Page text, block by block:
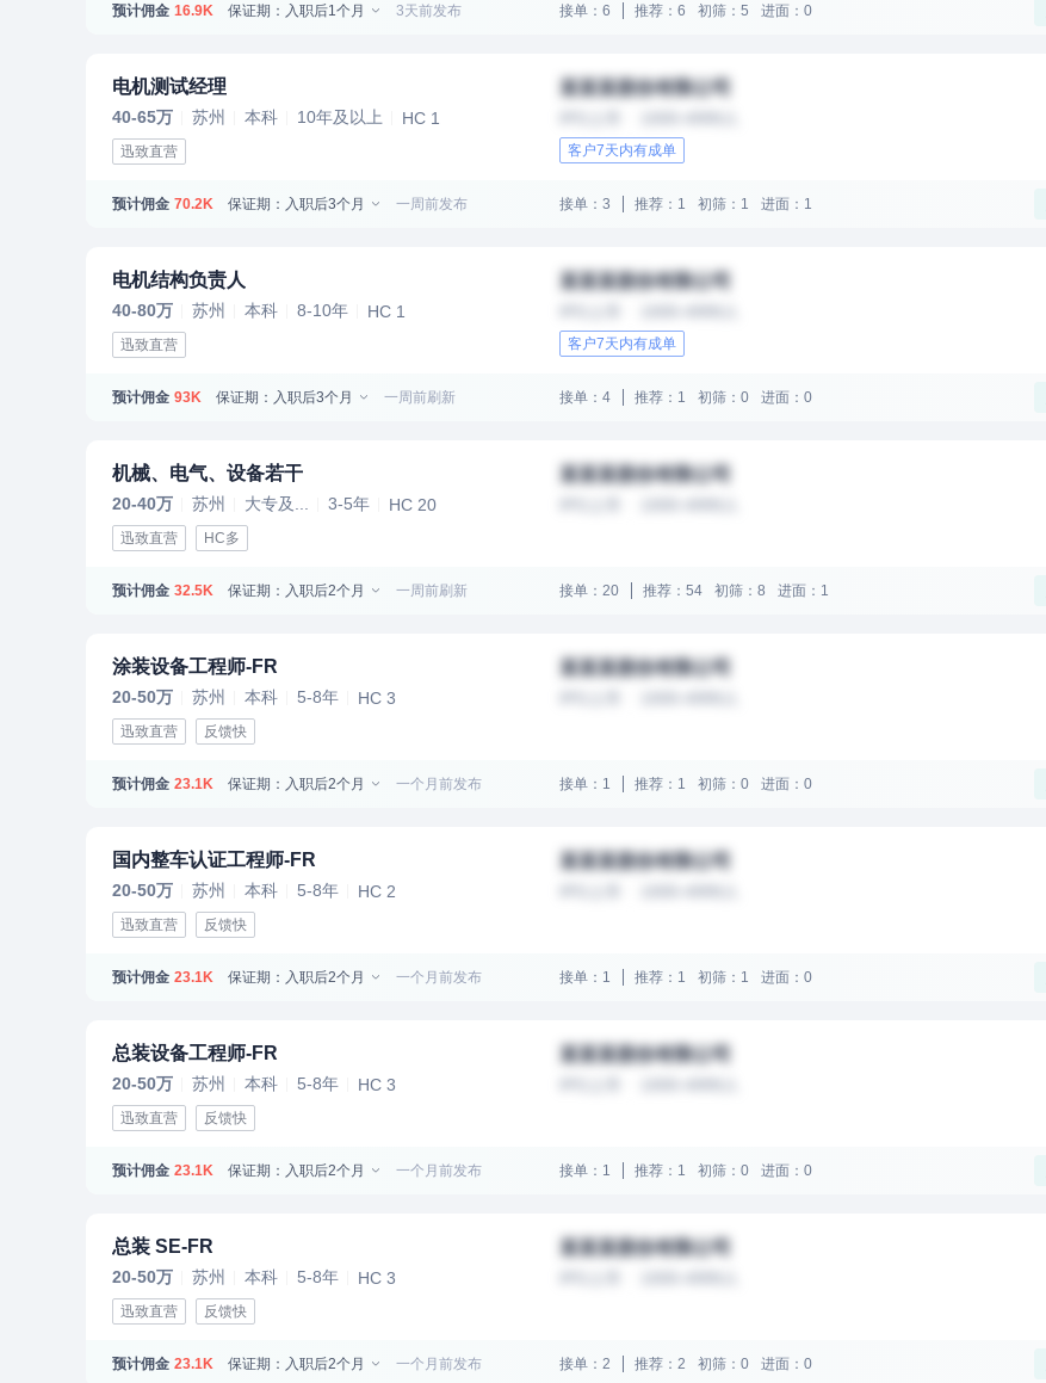
预计佣金 16.9K 保证期：入职后1个月 3天前发布 接单：6 推荐：6 初筛：5 进面：0
电机测试经理
40-65万 苏州 本科 10年及以上 HC 1
迅致直营
某某某股份有限公司
客户7天内有成单
预计佣金 70.2K 保证期：入职后3个月 一周前发布 接单：3 推荐：1 初筛：1 进面：1
电机结构负责人
40-80万 苏州 本科 8-10年 HC 1
迅致直营
某某某股份有限公司
客户7天内有成单
预计佣金 93K 保证期：入职后3个月 一周前刷新 接单：4 推荐：1 初筛：0 进面：0
机械、电气、设备若干
20-40万 苏州 大专及... 3-5年 HC 20
迅致直营 HC多
某某某股份有限公司
预计佣金 32.5K 保证期：入职后2个月 一周前刷新 接单：20 推荐：54 初筛：8 进面：1
涂装设备工程师-FR
20-50万 苏州 本科 5-8年 HC 3
迅致直营 反馈快
某某某股份有限公司
预计佣金 23.1K 保证期：入职后2个月 一个月前发布 接单：1 推荐：1 初筛：0 进面：0
国内整车认证工程师-FR
20-50万 苏州 本科 5-8年 HC 2
迅致直营 反馈快
某某某股份有限公司
预计佣金 23.1K 保证期：入职后2个月 一个月前发布 接单：1 推荐：1 初筛：1 进面：0
总装设备工程师-FR
20-50万 苏州 本科 5-8年 HC 3
迅致直营 反馈快
某某某股份有限公司
预计佣金 23.1K 保证期：入职后2个月 一个月前发布 接单：1 推荐：1 初筛：0 进面：0
总装 SE-FR
20-50万 苏州 本科 5-8年 HC 3
迅致直营 反馈快
某某某股份有限公司
预计佣金 23.1K 保证期：入职后2个月 一个月前发布 接单：2 推荐：2 初筛：0 进面：0